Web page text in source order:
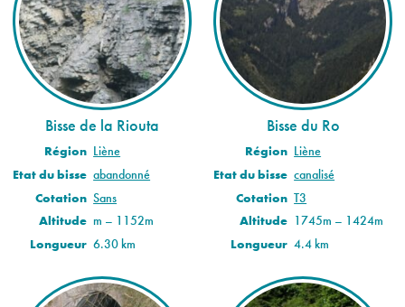
Bisse de la Riouta
Région Liène
Etat du bisse abandonné
Cotation Sans
Altitude m – 1152m
Longueur 6.30 km
Bisse du Ro
Région Liène
Etat du bisse canalisé
Cotation T3
Altitude 1745m – 1424m
Longueur 4.4 km